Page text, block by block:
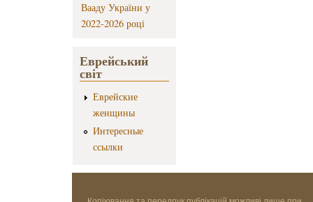
Вааду України у
2022-2026 році
Еврейський
світ
Еврейские
женщины
Интересные
ссылки